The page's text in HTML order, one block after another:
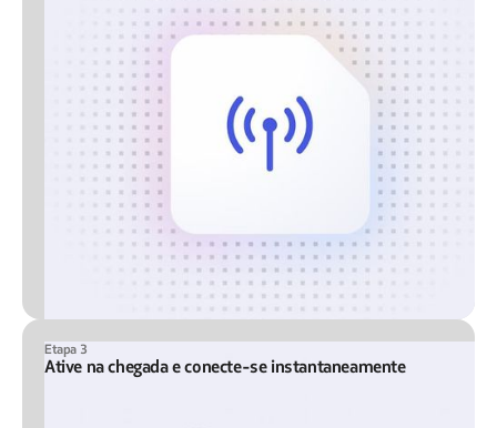
Etapa 3
Ative na chegada e conecte-se instantaneamente